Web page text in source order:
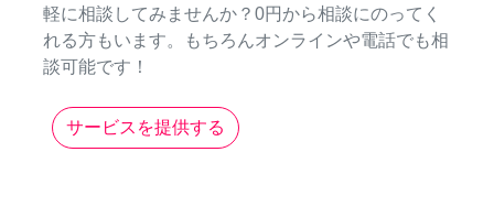
軽に相談してみませんか？0円から相談にのってく
れる方もいます。もちろんオンラインや電話でも相
談可能です！
サービスを提供する